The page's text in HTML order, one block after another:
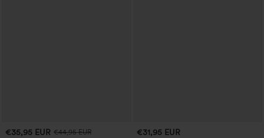
€35,95 EUR €44,95 EUR
€31,95 EUR